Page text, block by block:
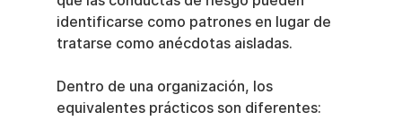
identificarse como patrones en lugar de
tratarse como anécdotas aisladas.
Dentro de una organización, los
equivalentes prácticos son diferentes: